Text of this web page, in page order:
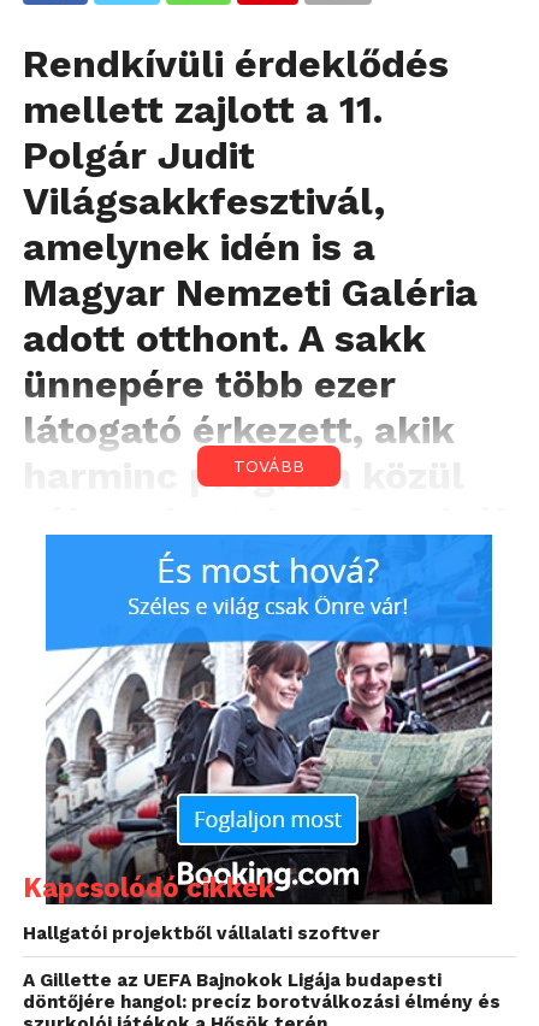
Rendkívüli érdeklődés
mellett zajlott a 11.
Polgár Judit
Világsakkfesztivál,
amelynek idén is a
Magyar Nemzeti Galéria
adott otthont. A sakk
ünnepére több ezer
látogató érkezett, akik
harminc program közül
hármas mottójához híven:
játék, inspiráció, élmény.
A nemzetközi esemény minden évben a sakk
TOVÁBB
Kapcsolódó cikkek
Hallgatói projektből vállalati szoftver
A Gillette az UEFA Bajnokok Ligája budapesti
döntőjére hangol: precíz borotválkozási élmény és